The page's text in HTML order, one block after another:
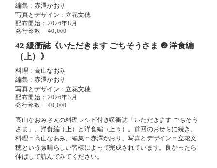
編集：赤澤かおり
写真とデザイン：立花文穂
配布開始：
2026年8月
発行部数
40,000
42 緩衝誌《いただきます ごちそうさま ❷ 洋食編
（上）》
料理：高山なおみ
編集：赤澤かおり
写真とデザイン：立花文穂
配布開始：
2026年3月
発行部数
40,000
高山なおみさんの料理レシピ付き緩衝誌「いただきます ごちそう
さま」、洋食編（上）と洋食編（上々）。前回のおせちに続き、
料理＝高山なおみ、編集＝赤澤かおり、写真とデザイン＝立花文
穂という素晴らしい皆様によって完成されています。良かったら
伸ばして読んでみてください。